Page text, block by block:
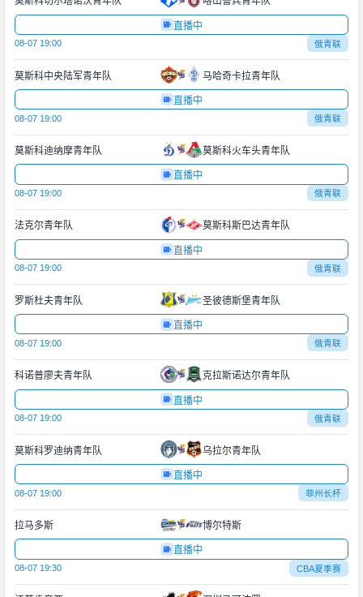
直播中
08-07 19:00 俄青联
莫斯科中央陆军青年队 马哈奇卡拉青年队
直播中
08-07 19:00 俄青联
莫斯科迪纳摩青年队 莫斯科火车头青年队
直播中
08-07 19:00 俄青联
法克尔青年队 莫斯科斯巴达青年队
直播中
08-07 19:00 俄青联
罗斯杜夫青年队 圣彼德斯堡青年队
直播中
08-07 19:00 俄青联
科诺普廖夫青年队 克拉斯诺达尔青年队
直播中
08-07 19:00 俄青联
莫斯科罗迪纳青年队 乌拉尔青年队
直播中
08-07 19:00 菲州长杯
拉马多斯 博尔特斯
直播中
08-07 19:30 CBA夏季赛